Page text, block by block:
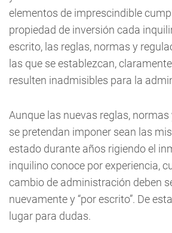
elementos de imprescindible
propiedad de inversión cada
escrito, las reglas, normas y
las que se establezcan,
resulten inadmisibles para la
Aunque las nuevas reglas,
se pretendan imponer sean las
estado durante años rigiendo el
inquilino conoce por experiencia,
cambio de administración deben
nuevamente y “por escrito”. De
lugar para dudas.